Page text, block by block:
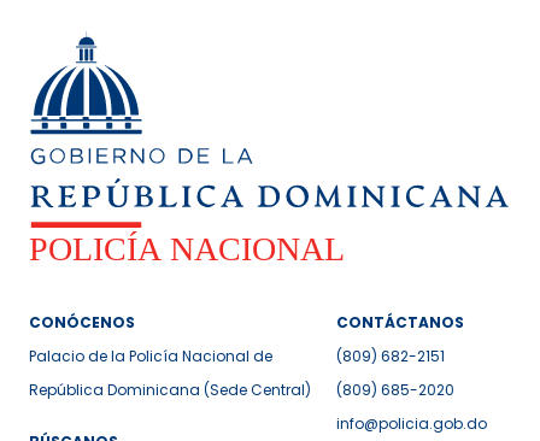
CONÓCENOS
Palacio de la Policía Nacional de
República Dominicana (Sede Central)
CONTÁCTANOS
(809) 682-2151
(809) 685-2020
info@policia.gob.do